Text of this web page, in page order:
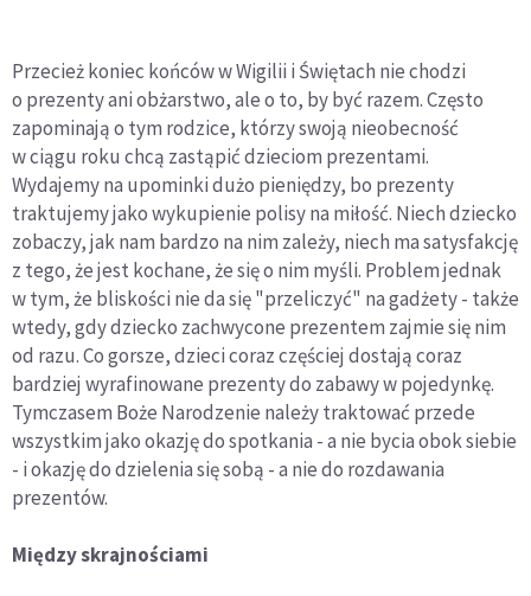
Przecież koniec końców w Wigilii i Świętach nie chodzi
o prezenty ani obżarstwo, ale o to, by być razem. Często
zapominają o tym rodzice, którzy swoją nieobecność
w ciągu roku chcą zastąpić dzieciom prezentami.
Wydajemy na upominki dużo pieniędzy, bo prezenty
traktujemy jako wykupienie polisy na miłość. Niech dziecko
zobaczy, jak nam bardzo na nim zależy, niech ma satysfakcję
z tego, że jest kochane, że się o nim myśli. Problem jednak
w tym, że bliskości nie da się "przeliczyć" na gadżety - także
wtedy, gdy dziecko zachwycone prezentem zajmie się nim
od razu. Co gorsze, dzieci coraz częściej dostają coraz
bardziej wyrafinowane prezenty do zabawy w pojedynkę.
Tymczasem Boże Narodzenie należy traktować przede
wszystkim jako okazję do spotkania - a nie bycia obok siebie
- i okazję do dzielenia się sobą - a nie do rozdawania
prezentów.
Między skrajnościami